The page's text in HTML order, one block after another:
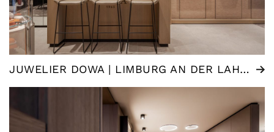
JUWELIER DOWA | LIMBURG AN DER LAHN (DE)